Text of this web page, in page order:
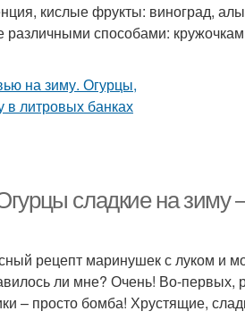
кислые фрукты: виноград,
способами:
сладкие на зиму
рецепт маринушек с луком и
ли мне? Очень! Во-первых,
– просто бомба! Хрустящие,